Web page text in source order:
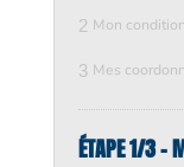
2 Mon
3 Mes
ÉTAPE 1/3 -